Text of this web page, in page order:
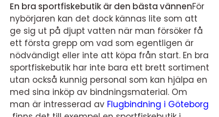
En bra sportfiskebutik är den bästa vännenFör
nybörjaren kan det dock kännas lite som att
ge sig ut på djupt vatten när man försöker få
ett första grepp om vad som egentligen är
nödvändigt eller inte att köpa från start. En bra
sportfiskebutik har inte bara ett brett sortiment
utan också kunnig personal som kan hjälpa en
med sina inköp av bindningsmaterial. Om
man är intresserad av Flugbindning i Göteborg